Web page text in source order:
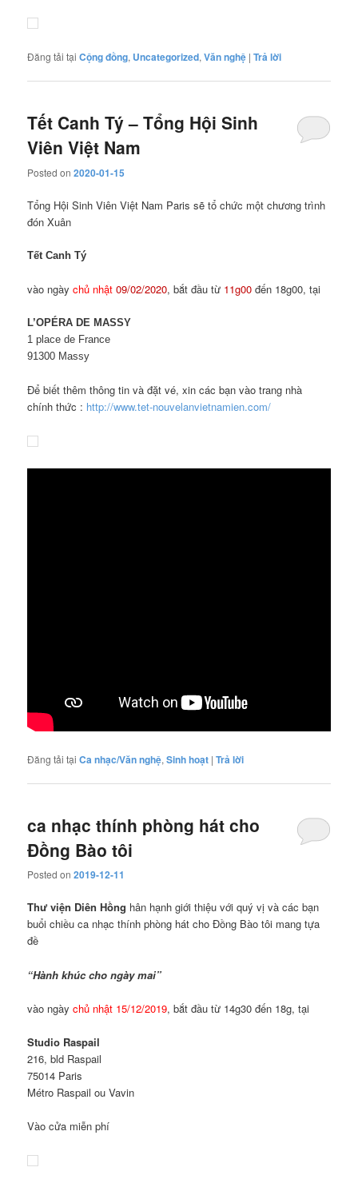
Đăng tải tại Cộng đồng, Uncategorized,Văn nghệ |Trả lời
Tết Canh Tý – Tổng Hội Sinh
Viên Việt Nam
Posted on2020-01-15
Tổng Hội Sinh Viên Việt Nam Paris sẽ tổ chức một chương trình
đón Xuân
Tết Canh Tý
vào ngàychủ nhật09/02/2020, bắt đầu từ 11g00 đến 18g00, tại
L’OPÉRA DE MASSY
1 place de France
91300 Massy
Để biết thêm thông tin và đặt vé, xin các bạn vào trang nhà
chính thức : http://www.tet-nouvelanvietnamien.com/
Đăng tải tại Ca nhạc/Văn nghệ,Sinh hoạt |Trả lời
ca nhạc thính phòng hát cho
Đồng Bào tôi
Posted on2019-12-11
Thư viện Diên Hồng hân hạnh giới thiệu với quý vị và các bạn
buổi chiều ca nhạc thính phòng hát cho Đồng Bào tôi mang tựa
đề
“Hành khúc cho ngày mai”
vào ngàychủ nhật 15/12/2019, bắt đầu từ 14g30 đến 18g, tại
Studio Raspail
216, bld Raspail
75014 Paris
Métro Raspail ou Vavin
Vào cửa miễn phí